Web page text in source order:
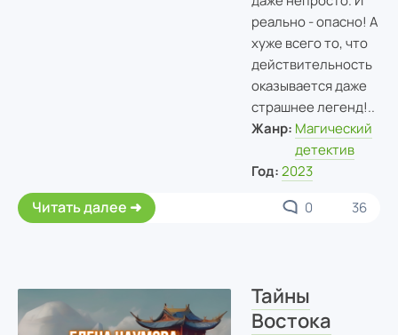
реально - опасно! А
хуже всего то, что
действительность
оказывается даже
страшнее легенд!..
Жанр: Магический
детектив
Год: 2023
Читать далее 0 36
Тайны
Востока